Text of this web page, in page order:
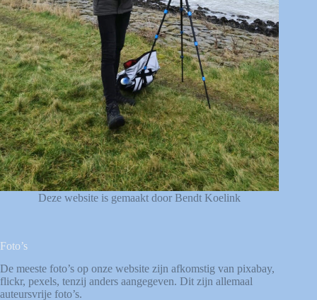
Deze website is gemaakt door Bendt Koelink
Foto’s
De meeste foto’s op onze website zijn afkomstig van pixabay,
flickr, pexels, tenzij anders aangegeven. Dit zijn allemaal
auteursvrije foto’s.